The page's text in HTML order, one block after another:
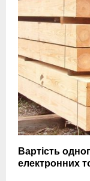
Вартість
електронних